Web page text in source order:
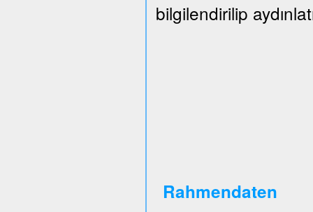
bilgilendirilip
Rahmendaten